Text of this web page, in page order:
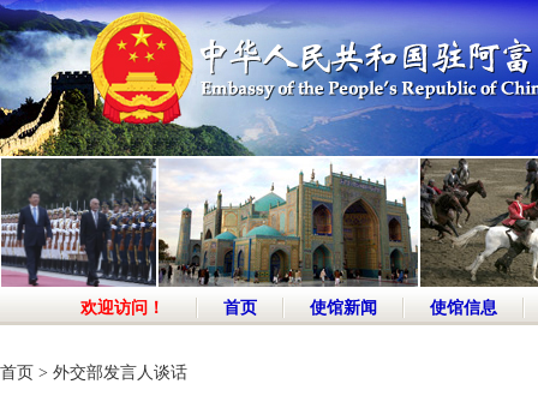
欢迎访问！ 首页 使馆新闻 使馆信息
首页 > 外交部发言人谈话